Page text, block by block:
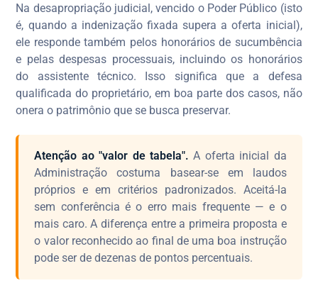
Na desapropriação judicial, vencido o Poder Público (isto
é, quando a indenização fixada supera a oferta inicial),
ele responde também pelos honorários de sucumbência
e pelas despesas processuais, incluindo os honorários
do assistente técnico. Isso significa que a defesa
qualificada do proprietário, em boa parte dos casos, não
onera o patrimônio que se busca preservar.
Atenção ao "valor de tabela". A oferta inicial da
Administração costuma basear-se em laudos
próprios e em critérios padronizados. Aceitá-la
sem conferência é o erro mais frequente — e o
mais caro. A diferença entre a primeira proposta e
o valor reconhecido ao final de uma boa instrução
pode ser de dezenas de pontos percentuais.